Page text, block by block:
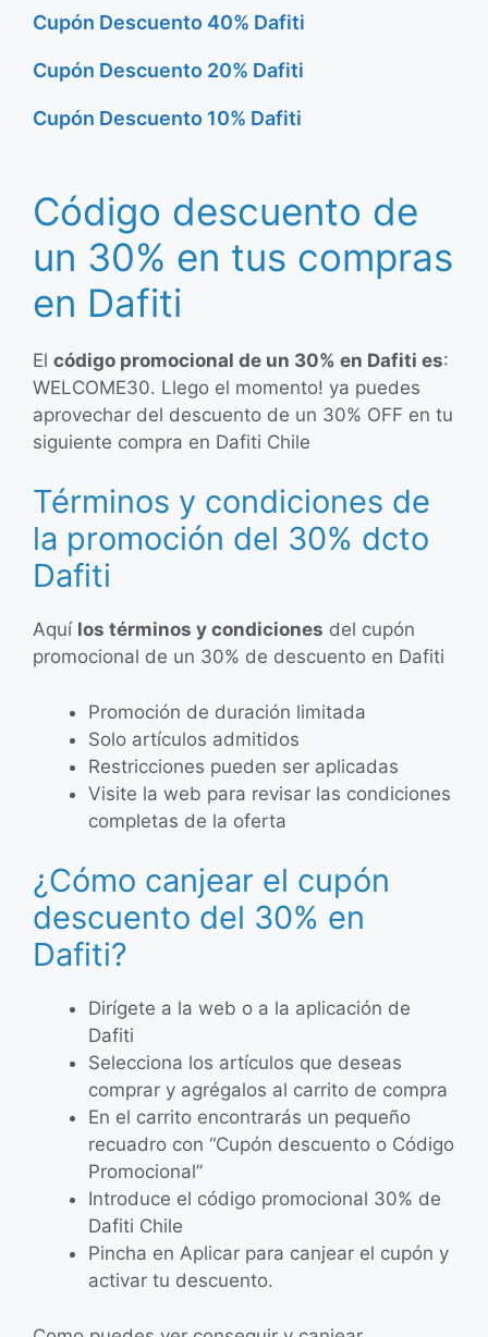
Cupón Descuento 40% Dafiti
Cupón Descuento 20% Dafiti
Cupón Descuento 10% Dafiti
Código descuento de
un 30% en tus compras
en Dafiti
El código promocional de un 30% en Dafiti es:
WELCOME30. Llego el momento! ya puedes
aprovechar del descuento de un 30% OFF en tu
siguiente compra en Dafiti Chile
Términos y condiciones de
la promoción del 30% dcto
Dafiti
Aquí los términos y condiciones del cupón
promocional de un 30% de descuento en Dafiti
Promoción de duración limitada
Solo artículos admitidos
Restricciones pueden ser aplicadas
Visite la web para revisar las condiciones
completas de la oferta
¿Cómo canjear el cupón
descuento del 30% en
Dafiti?
Dirígete a la web o a la aplicación de
Dafiti
Selecciona los artículos que deseas
comprar y agrégalos al carrito de compra
En el carrito encontrarás un pequeño
recuadro con “Cupón descuento o Código
Promocional”
Introduce el código promocional 30% de
Dafiti Chile
Pincha en Aplicar para canjear el cupón y
activar tu descuento.